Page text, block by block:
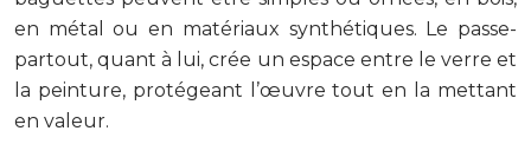
en métal ou en matériaux synthétiques. Le passe-
partout, quant à lui, crée un espace entre le verre et
la peinture, protégeant l’œuvre tout en la mettant
en valeur.